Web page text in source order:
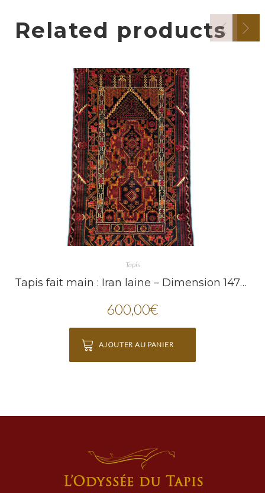
Related products
Tapis
Tapis fait main : Iran laine – Dimension 147X84
600,00€
AJOUTER AU PANIER